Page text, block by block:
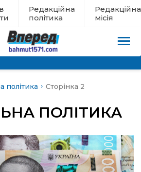
Редакційна
політика
Редакційна
місія
політика Сторінка 2
ПОЛІТИКА